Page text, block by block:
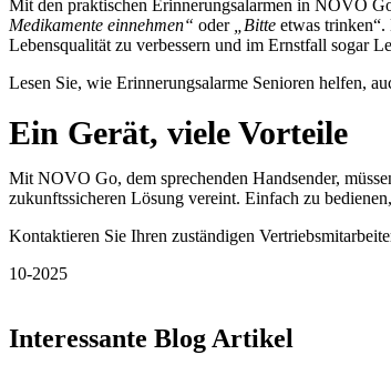
Mit den praktischen Erinnerungsalarmen in NOVO
Medikamente einnehmen“ oder „Bitte etwas
Lebensqualität zu verbessern und im Ernstfall sogar
Lesen Sie, wie Erinnerungsalarme Senioren helfen,
Ein Gerät, viele Vorteile
Mit NOVO Go, dem sprechenden Handsender,
zukunftssicheren Lösung vereint. Einfach zu
Kontaktieren Sie Ihren zuständigen
10-2025
Interessante Blog Artikel